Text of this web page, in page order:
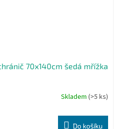
70x140cm šedá mřížka
Skladem (>5 ks)
Do košíku